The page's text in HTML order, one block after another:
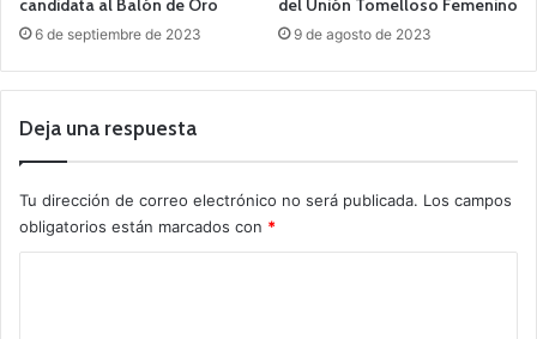
candidata al Balón de Oro
6 de septiembre de 2023
del Unión Tomelloso Femenino
9 de agosto de 2023
Deja una respuesta
Tu dirección de correo electrónico no será publicada. Los campos
obligatorios están marcados con *